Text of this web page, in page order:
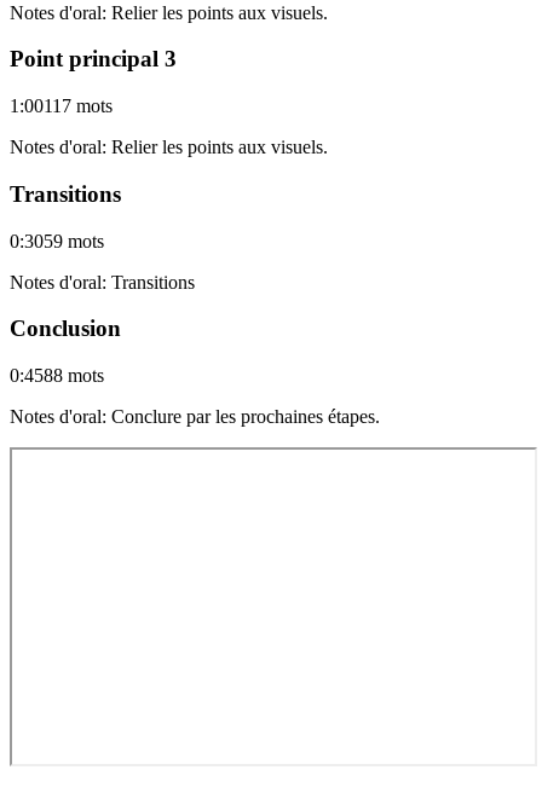
Notes d'oral: Relier les points aux visuels.
Point principal 3
1:00117 mots
Notes d'oral: Relier les points aux visuels.
Transitions
0:3059 mots
Notes d'oral: Transitions
Conclusion
0:4588 mots
Notes d'oral: Conclure par les prochaines étapes.